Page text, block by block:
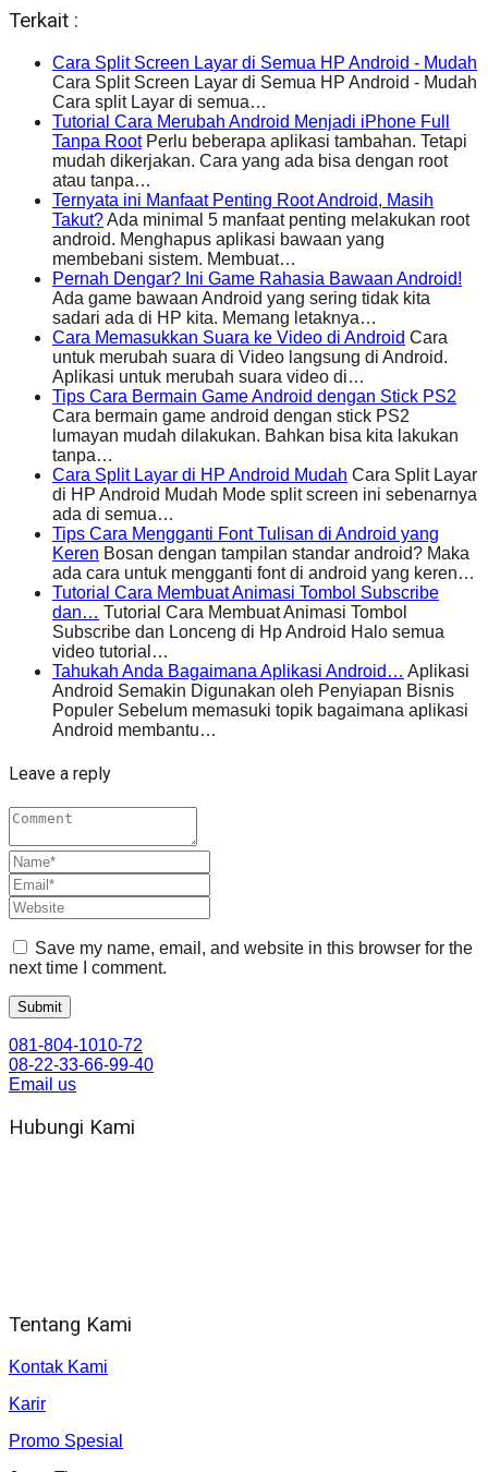
Terkait :
Cara Split Screen Layar di Semua HP Android - Mudah
Cara Split Screen Layar di Semua HP Android - Mudah
Cara split Layar di semua…
Tutorial Cara Merubah Android Menjadi iPhone Full
Tanpa RootPerlu beberapa aplikasi tambahan. Tetapi
mudah dikerjakan. Cara yang ada bisa dengan root
atau tanpa…
Ternyata ini Manfaat Penting Root Android, Masih
Takut?Ada minimal 5 manfaat penting melakukan root
android. Menghapus aplikasi bawaan yang
membebani sistem. Membuat…
Pernah Dengar? Ini Game Rahasia Bawaan Android!
Ada game bawaan Android yang sering tidak kita
sadari ada di HP kita. Memang letaknya…
Cara Memasukkan Suara ke Video di Android Cara
untuk merubah suara di Video langsung di Android.
Aplikasi untuk merubah suara video di…
Tips Cara Bermain Game Android dengan Stick PS2
Cara bermain game android dengan stick PS2
lumayan mudah dilakukan. Bahkan bisa kita lakukan
tanpa…
Cara Split Layar di HP Android Mudah Cara Split Layar
di HP Android Mudah Mode split screen ini sebenarnya
ada di semua…
Tips Cara Mengganti Font Tulisan di Android yang
Keren Bosan dengan tampilan standar android? Maka
ada cara untuk mengganti font di android yang keren…
Tutorial Cara Membuat Animasi Tombol Subscribe
dan… Tutorial Cara Membuat Animasi Tombol
Subscribe dan Lonceng di Hp Android Halo semua
video tutorial…
Tahukah Anda Bagaimana Aplikasi Android… Aplikasi
Android Semakin Digunakan oleh Penyiapan Bisnis
Populer Sebelum memasuki topik bagaimana aplikasi
Android membantu…
Leave a reply
Save my name, email, and website in this browser for the
next time I comment.
081-804-1010-72
08-22-33-66-99-40
Email us
Hubungi Kami
Tentang Kami
Kontak Kami
Karir
Promo Spesial